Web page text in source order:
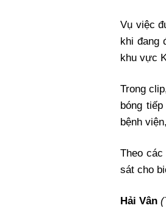
Vụ việc
khi đang
khu vực
Trong
bóng
bệnh
Theo
sát cho
Hải Vân